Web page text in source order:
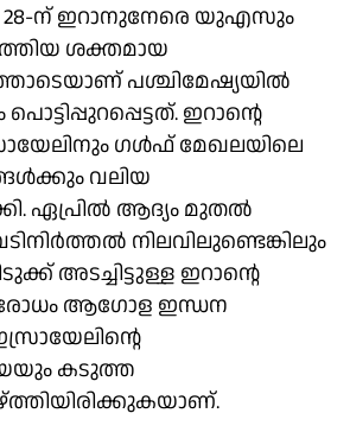
28-ന് ഇറാനുനേരെ യുഎസും
ശക്തമായ
പശ്ചിമേഷ്യയിൽ
ഇറാന്റെ
ഗൾഫ് മേഖലയിലെ
വലിയ
ഏപ്രിൽ ആദ്യം മുതൽ
നിലവിലുണ്ടെങ്കിലും
അടച്ചിട്ടുള്ള ഇറാന്റെ
ആഗോള ഇന്ധന
കടുത്ത